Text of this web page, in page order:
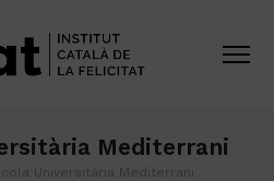
Mediterrani
Universitària Mediterrani